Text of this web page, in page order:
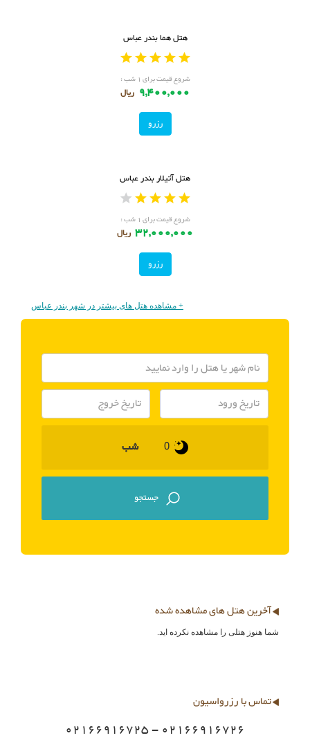
هتل هما بندر عباس
شروع قیمت برای ۱ شب :
9,400,000 ریال
رزرو
هتل آتیلار بندر عباس
شروع قیمت برای ۱ شب :
32,000,000 ریال
رزرو
+ مشاهده هتل های بیشتر در شهر بندر عباس
شب
آخرین هتل های مشاهده شده
شما هنوز هتلی را مشاهده نکرده اید.
تماس با رزرواسیون
02166916725 - 02166916726